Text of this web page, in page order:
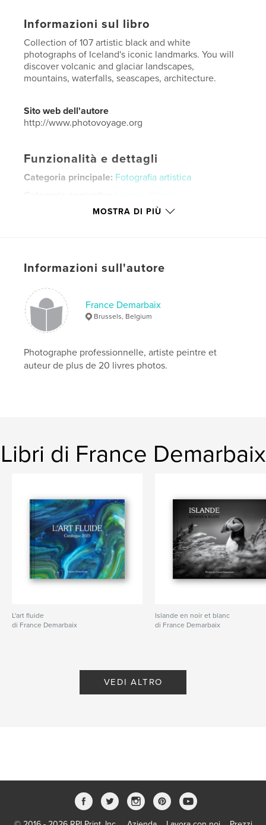
Informazioni sul libro
Collection of 107 artistic black and white
photographs of Iceland's iconic landmarks. You will
discover volcanic and glaciar landscapes,
mountains, waterfalls, seascapes, architecture.
Sito web dell'autore
http://www.photovoyage.org
Funzionalità e dettagli
Categoria principale: Fotografia artistica
Islanda
Viaggi
Formato del progetto:Orizzontale standard, 25×20
LinguaEnglish
Parole chiave
photography , black white ,
iceland
MOSTRA DI PIÙ
Informazioni sull'autore
France Demarbaix
Brussels, Belgium
Photographe professionnelle, artiste peintre et
auteur de plus de 20 livres photos.
Libri di France Demarbaix
L'art fluide
di France Demarbaix
Islande en noir et blanc
di France Demarbaix
VEDI ALTRO